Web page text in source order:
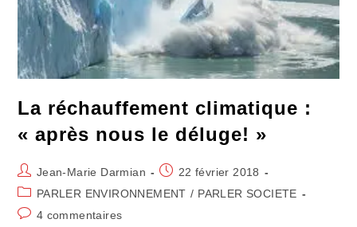
La réchauffement climatique :
« après nous le déluge! »
Auteur/autrice
de
publication :
Jean-Marie Darmian
Publication
publiée :
22 février 2018
Post
category:
PARLER ENVIRONNEMENT / PARLER SOCIETE
Commentaires
4 commentaires